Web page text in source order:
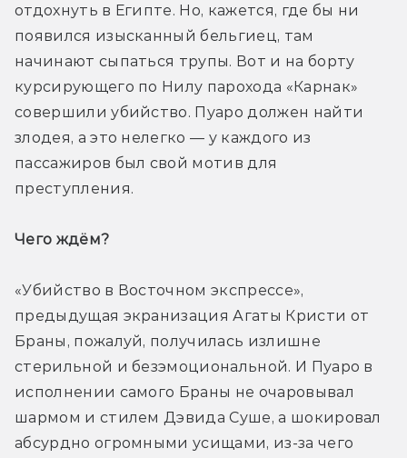
отдохнуть в Египте. Но, кажется, где бы ни
появился изысканный бельгиец, там
начинают сыпаться трупы. Вот и на борту
курсирующего по Нилу парохода «Карнак»
совершили убийство. Пуаро должен найти
злодея, а это нелегко — у каждого из
пассажиров был свой мотив для
преступления.
Чего ждём?
«Убийство в Восточном экспрессе»,
предыдущая экранизация Агаты Кристи от
Браны, пожалуй, получилась излишне
стерильной и безэмоциональной. И Пуаро в
исполнении самого Браны не очаровывал
шармом и стилем Дэвида Суше, а шокировал
абсурдно огромными усищами, из-за чего